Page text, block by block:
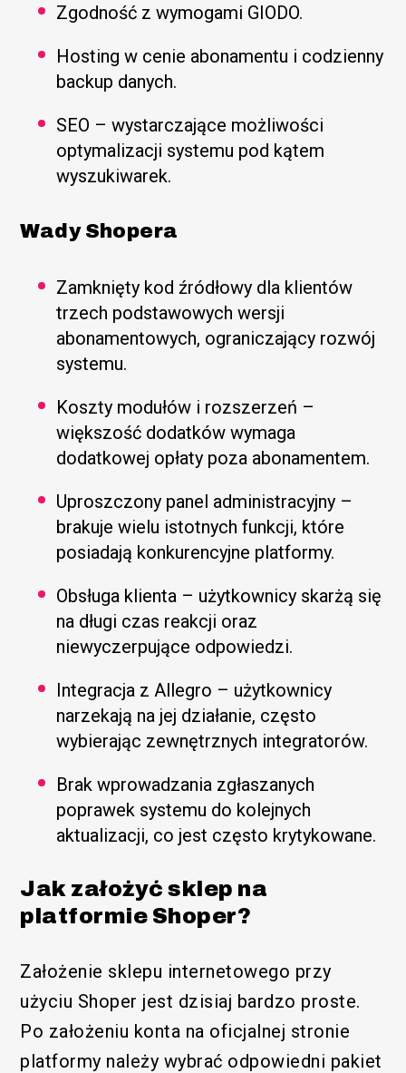
Zgodność z wymogami GIODO.
Hosting w cenie abonamentu i codzienny
backup danych.
SEO – wystarczające możliwości
optymalizacji systemu pod kątem
wyszukiwarek.
Wady Shopera
Zamknięty kod źródłowy dla klientów
trzech podstawowych wersji
abonamentowych, ograniczający rozwój
systemu.
Koszty modułów i rozszerzeń –
większość dodatków wymaga
dodatkowej opłaty poza abonamentem.
Uproszczony panel administracyjny –
brakuje wielu istotnych funkcji, które
posiadają konkurencyjne platformy.
Obsługa klienta – użytkownicy skarżą się
na długi czas reakcji oraz
niewyczerpujące odpowiedzi.
Integracja z Allegro – użytkownicy
narzekają na jej działanie, często
wybierając zewnętrznych integratorów.
Brak wprowadzania zgłaszanych
poprawek systemu do kolejnych
aktualizacji, co jest często krytykowane.
Jak założyć sklep na
platformie Shoper?
Założenie sklepu internetowego przy
użyciu Shoper jest dzisiaj bardzo proste.
Po założeniu konta na oficjalnej stronie
platformy należy wybrać odpowiedni pakiet